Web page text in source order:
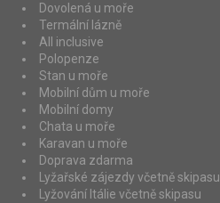
Dovolená u moře
Termální lázně
All inclusive
Polopenze
Stan u moře
Mobilní dům u moře
Mobilní domy
Chata u moře
Karavan u moře
Doprava zdarma
Lyžařské zájezdy včetně skipasu
Lyžování Itálie včetně skipasu